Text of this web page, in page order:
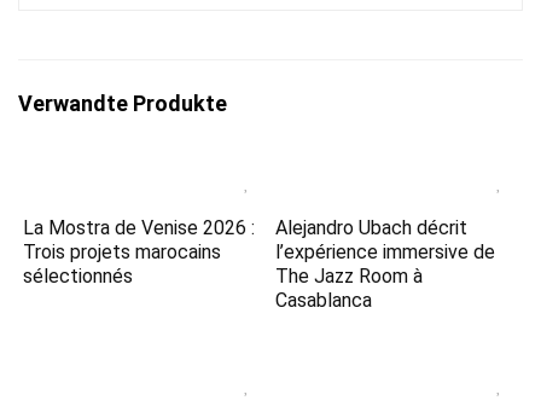
Verwandte Produkte
La Mostra de Venise 2026 :
Trois projets marocains
sélectionnés
Alejandro Ubach décrit
l’expérience immersive de
The Jazz Room à
Casablanca